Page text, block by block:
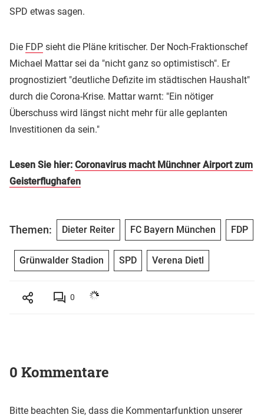
SPD etwas sagen.
Die FDP sieht die Pläne kritischer. Der Noch-Fraktionschef
Michael Mattar sei da "nicht ganz so optimistisch". Er
prognostiziert "deutliche Defizite im städtischen Haushalt"
durch die Corona-Krise. Mattar warnt: "Ein nötiger
Überschuss wird längst nicht mehr für alle geplanten
Investitionen da sein."
Lesen Sie hier: Coronavirus macht Münchner Airport zum
Geisterflughafen
Themen: Dieter Reiter FC Bayern München FDP
Grünwalder Stadion SPD Verena Dietl
0
0 Kommentare
Bitte beachten Sie, dass die Kommentarfunktion unserer